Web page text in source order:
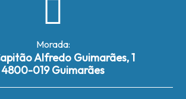
Morada:
Alfredo Guimarães, 1
4800-019 Guimarães